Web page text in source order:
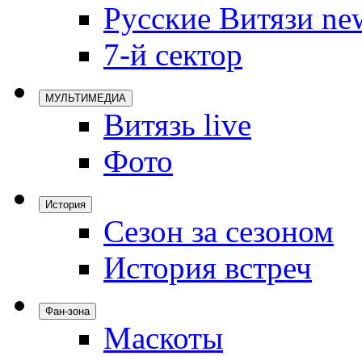
Русские Витязи
7-й сектор
МУЛЬТИМЕДИА
Витязь live
Фото
История
Сезон за сезоном
История встреч
Фан-зона
Маскоты